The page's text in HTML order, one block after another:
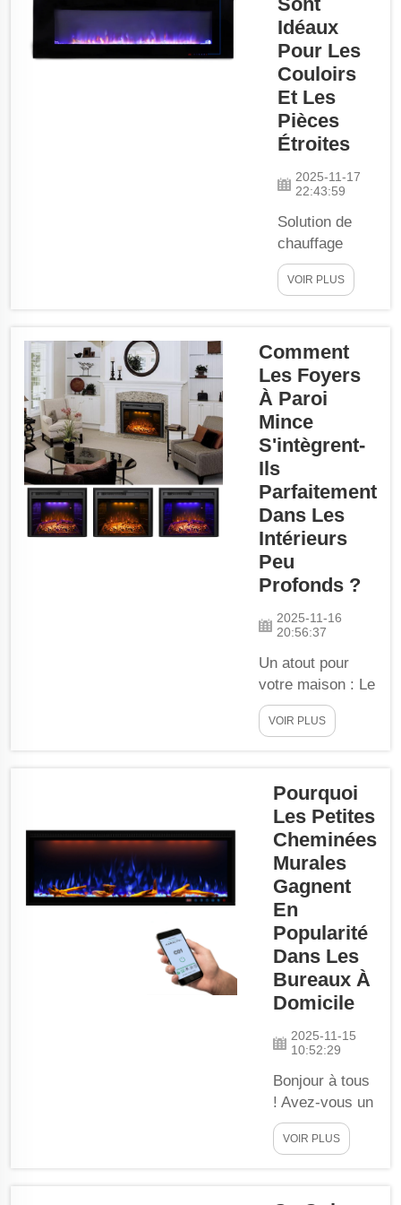
matière de
design de
cheminées
murales ultra-
minces.
Introduction
aux cheminées
minces Les
murales ultra-
minces sont en
train de
devenir...
Idéaux
Pour Les
Couloirs
Et Les
Pièces
Étroites
2025-11-17
22:43:59
Solution de
chauffage
idéale pour les
espaces
minces
d'Electric
Fireplace sont
parfaits pour
les couloirs et
les pièces
longues mais
étroites. En
plus de ce
foyer
particulier, ils
sont
parfaitement
adaptés à ces
espaces, vous
permettant
efficacement...
VOIR PLUS
Comment
Les Foyers
À Paroi
Mince
S'intègrent-
Ils
Parfaitement
Dans Les
Intérieurs
Peu
Profonds ?
2025-11-16
20:56:37
Un atout pour
votre maison : Le
foyer électrique
des foyers
vos besoins
domestiques et a
beaucoup à offrir.
À quel point sont-
ils séduisants,
ces inserts de
foyer électrique
minces qui vous
procurent toute la
chaleur et le
confort que vous
pourriez espérer,
mais avec...
VOIR PLUS
Pourquoi
Les Petites
Cheminées
Murales
Gagnent
En
Popularité
Dans Les
Bureaux À
Domicile
2025-11-15
10:52:29
Bonjour à tous
! Avez-vous un
endroit
particulier à la
VOIR PLUS